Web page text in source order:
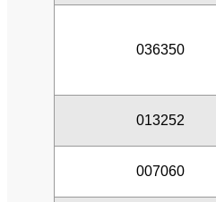
036350
013252
007060